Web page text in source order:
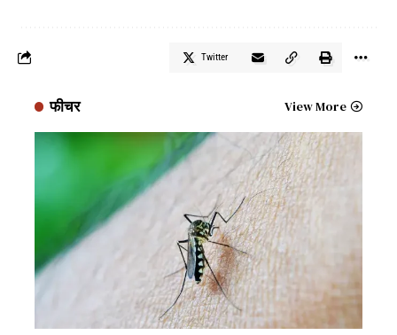
Twitter
फीचर View More